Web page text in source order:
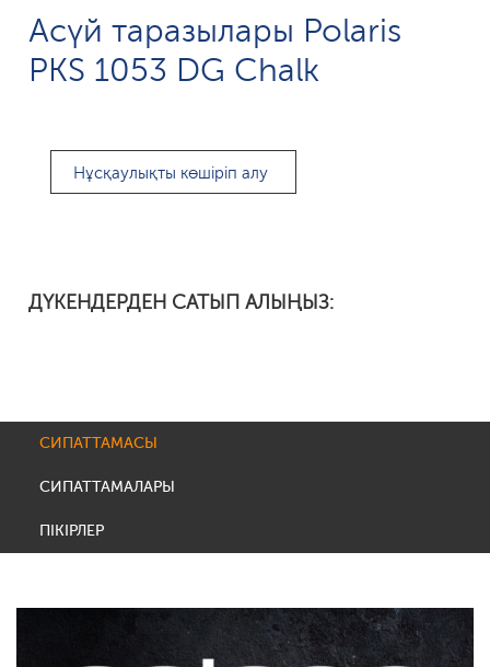
Асүй таразылары Polaris
PKS 1053 DG Chalk
Нұсқаулықты көшіріп алу
ДҮКЕНДЕРДЕН САТЫП АЛЫҢЫЗ:
СИПАТТАМАСЫ
СИПАТТАМАЛАРЫ
ПІКІРЛЕР